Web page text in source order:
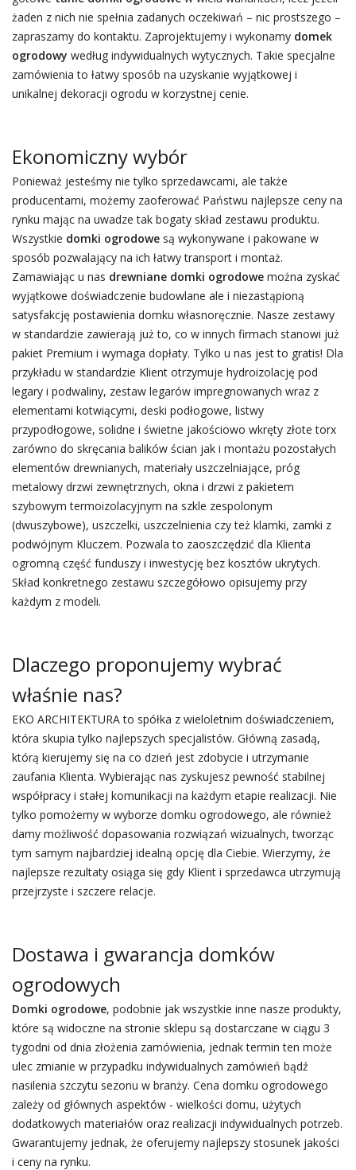
żaden z nich nie spełnia zadanych oczekiwań – nic prostszego –
zapraszamy do kontaktu. Zaprojektujemy i wykonamy domek
ogrodowy według indywidualnych wytycznych. Takie specjalne
zamówienia to łatwy sposób na uzyskanie wyjątkowej i
unikalnej dekoracji ogrodu w korzystnej cenie.
Ekonomiczny wybór
Ponieważ jesteśmy nie tylko sprzedawcami, ale także
producentami, możemy zaoferować Państwu najlepsze ceny na
rynku mając na uwadze tak bogaty skład zestawu produktu.
Wszystkie domki ogrodowesą wykonywane i pakowane w
sposób pozwalający na ich łatwy transport i montaż.
Zamawiając u nas drewniane domki ogrodowemożna zyskać
wyjątkowe doświadczenie budowlane ale i niezastąpioną
satysfakcję postawienia domku własnoręcznie. Nasze zestawy
w standardzie zawierają już to, co w innych firmach stanowi już
pakiet Premium i wymaga dopłaty. Tylko u nas jest to gratis! Dla
przykładu w standardzie Klient otrzymuje hydroizolację pod
legary i podwaliny, zestaw legarów impregnowanych wraz z
elementami kotwiącymi, deski podłogowe, listwy
przypodłogowe, solidne i świetne jakościowo wkręty złote torx
zarówno do skręcania balików ścian jak i montażu pozostałych
elementów drewnianych, materiały uszczelniające, próg
metalowy drzwi zewnętrznych, okna i drzwi z pakietem
szybowym termoizolacyjnym na szkle zespolonym
(dwuszybowe), uszczelki, uszczelnienia czy też klamki, zamki z
podwójnym Kluczem. Pozwala to zaoszczędzić dla Klienta
ogromną część funduszy i inwestycję bez kosztów ukrytych.
Skład konkretnego zestawu szczegółowo opisujemy przy
każdym z modeli.
Dlaczego proponujemy wybrać
właśnie nas?
EKO ARCHITEKTURA to spółka z wieloletnim doświadczeniem,
która skupia tylko najlepszych specjalistów. Główną zasadą,
którą kierujemy się na co dzień jest zdobycie i utrzymanie
zaufania Klienta. Wybierając nas zyskujesz pewność stabilnej
współpracy i stałej komunikacji na każdym etapie realizacji. Nie
tylko pomożemy w wyborze domku ogrodowego, ale również
damy możliwość dopasowania rozwiązań wizualnych, tworząc
tym samym najbardziej idealną opcję dla Ciebie. Wierzymy, że
najlepsze rezultaty osiąga się gdy Klient i sprzedawca utrzymują
przejrzyste i szczere relacje.
Dostawa i gwarancja domków
ogrodowych
Domki ogrodowe, podobnie jak wszystkie inne nasze produkty,
które są widoczne na stronie sklepu są dostarczane w ciągu 3
tygodni od dnia złożenia zamówienia, jednak termin ten może
ulec zmianie w przypadku indywidualnych zamówień bądź
nasilenia szczytu sezonu w branży. Cena domku ogrodowego
zależy od głównych aspektów - wielkości domu, użytych
dodatkowych materiałów oraz realizacji indywidualnych potrzeb.
Gwarantujemy jednak, że oferujemy najlepszy stosunek jakości
i ceny na rynku.